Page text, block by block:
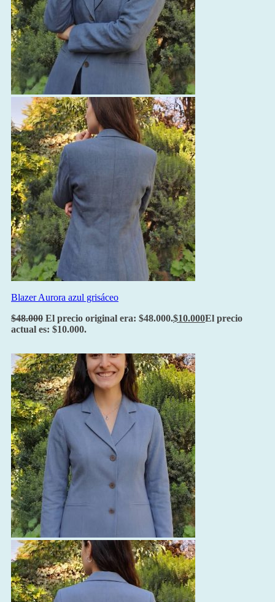
Blazer Aurora azul grisáceo
$48.000 El precio original era: $48.000.$10.000El precio
actual es: $10.000.